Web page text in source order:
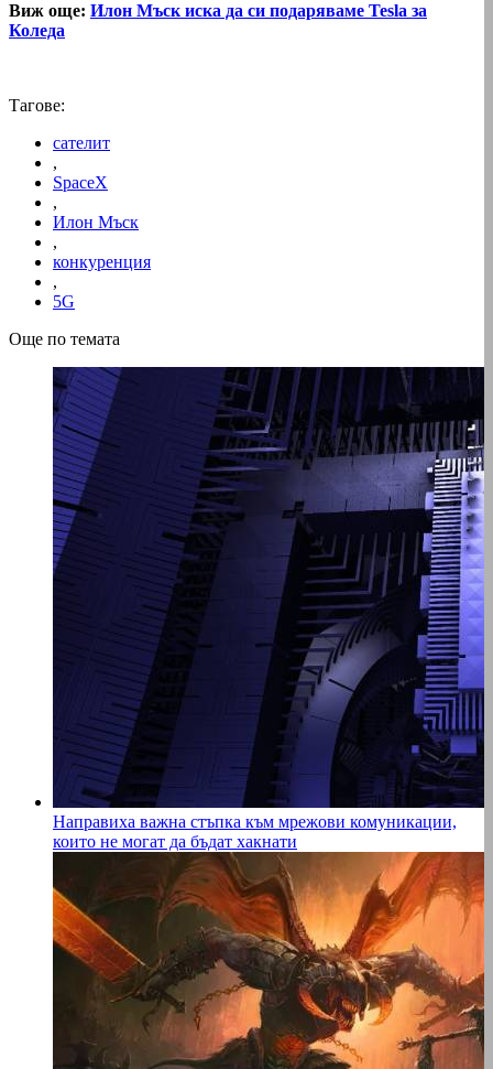
Виж още: Илон Мъск иска да си подаряваме Tesla за
Коледа
Тагове:
сателит
,
SpaceX
,
Илон Мъск
,
конкуренция
,
5G
Още по темата
Направиха важна стъпка към мрежови комуникации,
които не могат да бъдат хакнати